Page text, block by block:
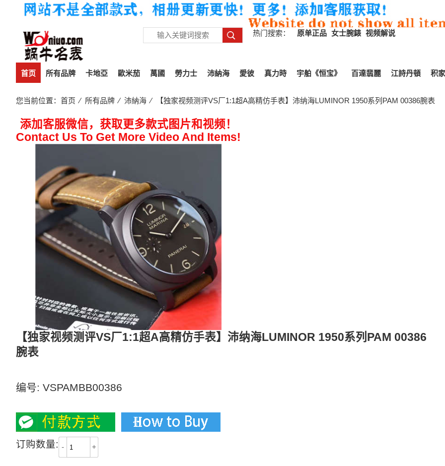
热门搜索： 原单正品 女士腕錶 视频解说
首页 所有品牌 卡地亞 歐米茄 萬國 勞力士 沛納海 愛彼 真力時 宇舶《恒宝》 百達翡麗 江詩丹頓 积家
您当前位置： 首页 ⁄ 所有品牌 ⁄ 沛納海 ⁄ 【独家视频测评VS厂1:1超A高精仿手表】沛纳海LUMINOR 1950系列PAM 00386腕表
添加客服微信，获取更多款式图片和视频！
Contact Us To Get More Video And Items!
【独家视频测评VS厂1:1超A高精仿手表】沛纳海LUMINOR 1950系列PAM 00386
腕表
编号: VSPAMBB00386
订购数量: - +